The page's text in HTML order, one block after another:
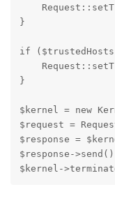
}
if ($trustedHosts
}
$kernel = new
$request =
$response =
$response-
$kernel-